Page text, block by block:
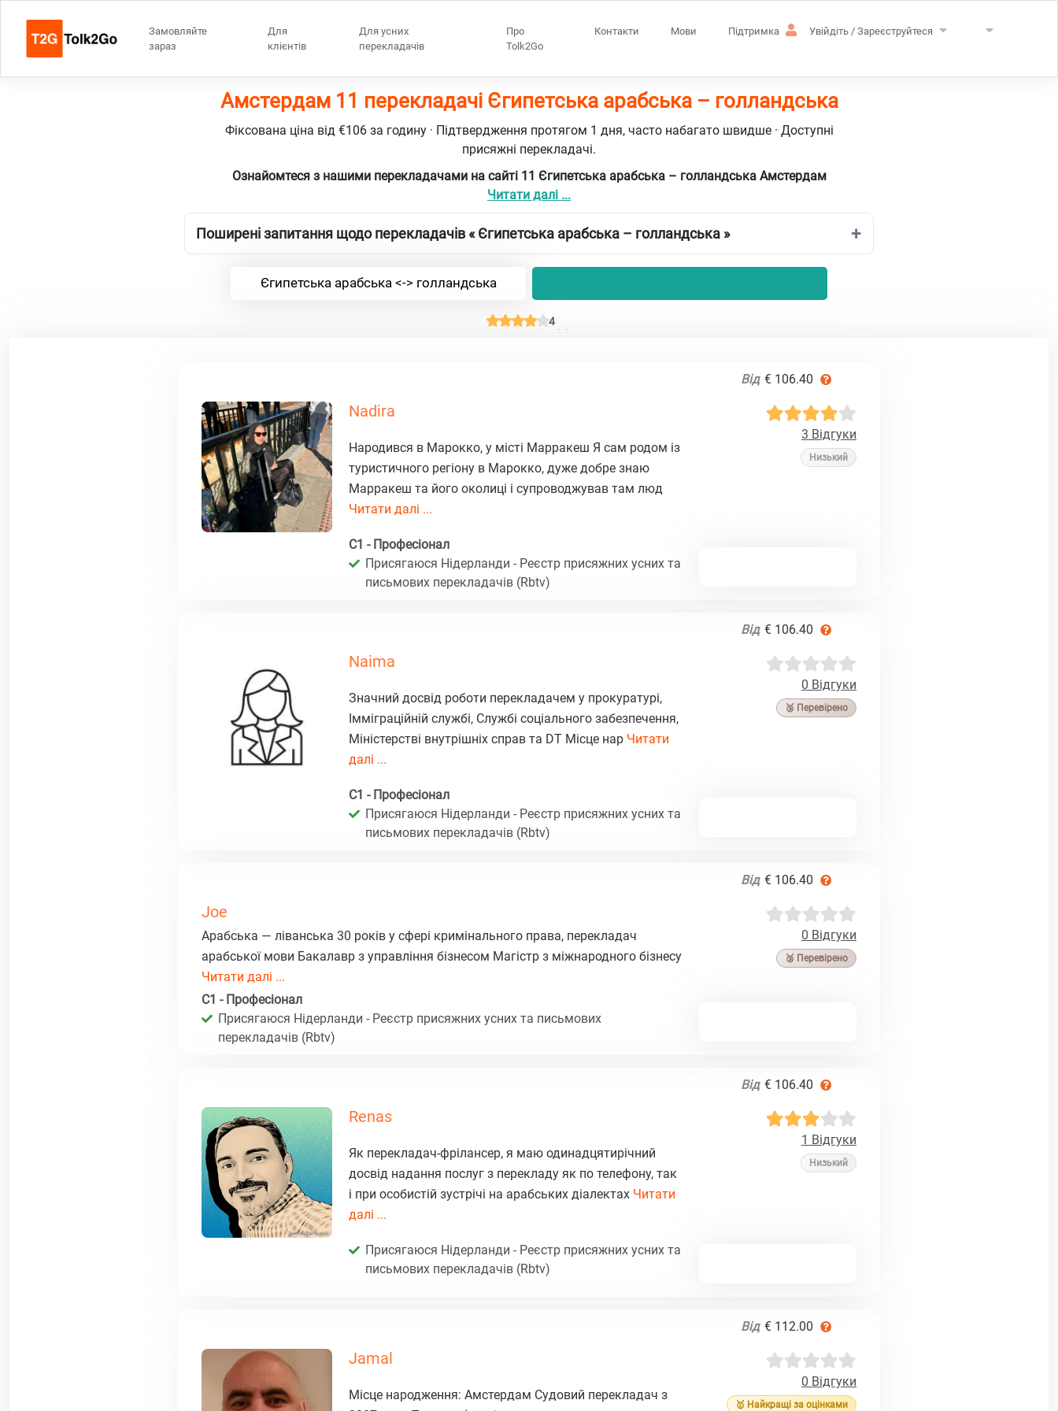
Замовляйте
зараз
Для
клієнтів
Для усних
перекладачів
Про
Tolk2Go
Контакти Мови Підтримка Увійдіть / Зареєструйтеся
Амстердам 11 перекладачі Єгипетська арабська – голландська
Фіксована ціна від €106 за годину · Підтвердження протягом 1 дня, часто набагато швидше · Доступні
присяжні перекладачі.
Ознайомтеся з нашими перекладачами на сайті 11 Єгипетська арабська – голландська Амстердам
Читати далі ...
Поширені запитання щодо перекладачів « Єгипетська арабська – голландська »
Єгипетська арабська <-> голландська
4
Від € 106.40
Nadira
3 Відгуки
Низький
Народився в Марокко, у місті Марракеш Я сам родом із
туристичного регіону в Марокко, дуже добре знаю
Марракеш та його околиці і супроводжував там люд
Читати далі ...
C1 - Професіонал
Присягаюся Нідерланди - Реєстр присяжних усних та
письмових перекладачів (Rbtv)
Від € 106.40
Naima
0 Відгуки
🥉 Перевірено
Значний досвід роботи перекладачем у прокуратурі,
Імміграційній службі, Службі соціального забезпечення,
Міністерстві внутрішніх справ та DT Місце нар Читати
далі ...
C1 - Професіонал
Присягаюся Нідерланди - Реєстр присяжних усних та
письмових перекладачів (Rbtv)
Від € 106.40
Joe
0 Відгуки
🥉 Перевірено
Арабська — ліванська 30 років у сфері кримінального права, перекладач
арабської мови Бакалавр з управління бізнесом Магістр з міжнародного бізнесу
Читати далі ...
C1 - Професіонал
Присягаюся Нідерланди - Реєстр присяжних усних та письмових
перекладачів (Rbtv)
Від € 106.40
Renas
1 Відгуки
Низький
Як перекладач-фрілансер, я маю одинадцятирічний
досвід надання послуг з перекладу як по телефону, так
і при особистій зустрічі на арабських діалектах Читати
далі ...
Присягаюся Нідерланди - Реєстр присяжних усних та
письмових перекладачів (Rbtv)
Від € 112.00
Jamal
0 Відгуки
🥇 Найкращі за оцінками
Місце народження: Амстердам Судовий перекладач з